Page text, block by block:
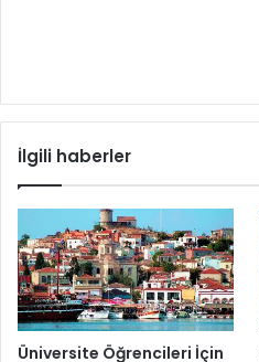
İlgili haberler
Üniversite Öğrencileri İçin